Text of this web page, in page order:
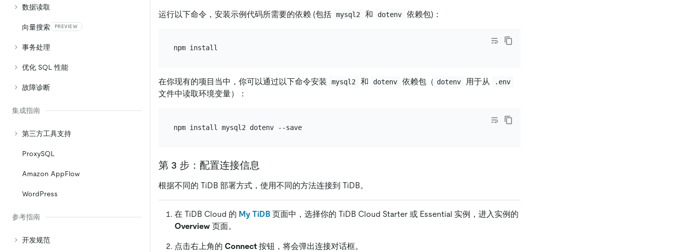
数据读取
向量搜索 PREVIEW
事务处理
优化 SQL 性能
故障诊断
集成指南
第三方工具支持
ProxySQL
Amazon AppFlow
WordPress
参考指南
开发规范
运行以下命令，安装示例代码所需要的依赖 (包括 mysql2 和 dotenv 依赖包)：
在你现有的项目当中，你可以通过以下命令安装 mysql2 和 dotenv 依赖包（ dotenv 用于从 .env
文件中读取环境变量）：
npm install mysql2 dotenv --save
第 3 步：配置连接信息
根据不同的 TiDB 部署方式，使用不同的方法连接到 TiDB。
在 TiDB Cloud 的 My TiDB 页面中，选择你的 TiDB Cloud Starter 或 Essential 实例，进入实例的
Overview 页面。
点击右上角的 Connect 按钮，将会弹出连接对话框。